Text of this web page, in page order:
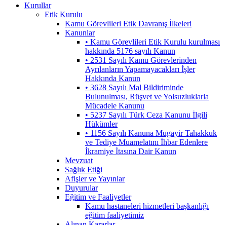
Kurullar
Etik Kurulu
Kamu Görevlileri Etik Davranış İlkeleri
Kanunlar
• Kamu Görevlileri Etik Kurulu kurulması
hakkında 5176 sayılı Kanun
• 2531 Sayılı Kamu Görevlerinden
Ayrılanların Yapamayacakları İşler
Hakkında Kanun
• 3628 Sayılı Mal Bildiriminde
Bulunulması, Rüşvet ve Yolsuzluklarla
Mücadele Kanunu
• 5237 Sayılı Türk Ceza Kanunu İlgili
Hükümler
• 1156 Sayılı Kanuna Mugayir Tahakkuk
ve Tediye Muamelatını İhbar Edenlere
İkramiye İtasına Dair Kanun
Mevzuat
Sağlık Etiği
Afişler ve Yayınlar
Duyurular
Eğitim ve Faaliyetler
Kamu hastaneleri hizmetleri başkanlığı
eğitim faaliyetimiz